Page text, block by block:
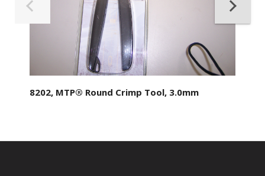
8202, MTP® Round Crimp Tool, 3.0mm